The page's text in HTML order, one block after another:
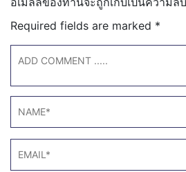
Required fields are marked *